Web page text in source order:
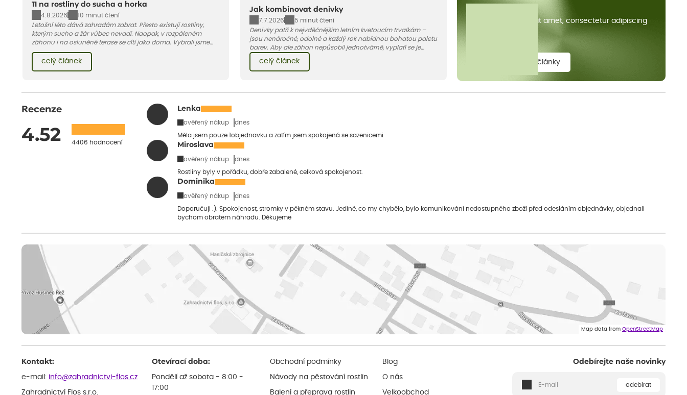
11 na rostliny do sucha a horka
4.8.2026
10 minut čtení
Letošní léto dává zahradám zabrat. Přesto existují rostliny,
kterým sucho a žár vůbec nevadí. Naopak, v rozpáleném
záhonu i na osluněné terase se cítí jako doma. Vybrali jsme
pro vás 11 tipů na odolné druhy, které zvládnou horké a suché
léto bez pravidelné zálivky. Pojďme se podívat, které to jsou.
celý článek
Jak kombinovat denivky
7.7.2026
5 minut čtení
Denivky patří k nejvděčnějším letním kvetoucím trvalkám –
jsou nenáročné, odolné a každý rok nabídnou bohatou paletu
barev. Aby ale záhon nepůsobil jednotvárně, vyplatí se je
doplnit vhodnými sousedy. V dnešním článku vám ukážeme, s
jakými trvalkami a travinami denivky nejlépe ladí.
celý článek
Lorem ipsum dolor sit amet, consectetur adipiscing
zobrazit všechny články
Recenze
4.52 4406 hodnocení
Lenka
ověřený nákup dnes
Měla jsem pouze 1objednavku a zatím jsem spokojená se sazenicemi
Miroslava
ověřený nákup dnes
Rostliny byly v pořádku, dobře zabalené, celková spokojenost.
Dominika
ověřený nákup dnes
Doporučuji :). Spokojenost, stromky v pěkném stavu. Jediné, co my chybělo, bylo komunikování nedostupného zboží před odesláním objednávky, objednali
bychom obratem náhradu. Děkujeme
Map data from OpenStreetMap
Kontakt:
e-mail: info@zahradnictvi-flos.cz
Zahradnictví Flos s.r.o.
Otevírací doba:
Pondělí až sobota - 8:00 -
17:00
Obchodní podmínky
Návody na pěstování rostlin
Balení a přeprava rostlin
Blog
O nás
Velkoobchod
Odebírejte naše novinky
odebírat